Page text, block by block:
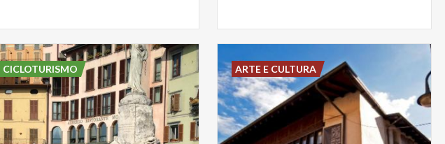
CICLOTURISMO ARTE E CULTURA